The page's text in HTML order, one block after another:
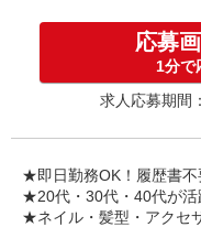
入社祝い金10万
お友達を紹介頂
インセンティブ
゜・。○。・゜+
応募
1分で
求人応募期間
★即日勤務OK！履歴書
★20代・30代・40代が活
★ネイル・髪型・アクセ